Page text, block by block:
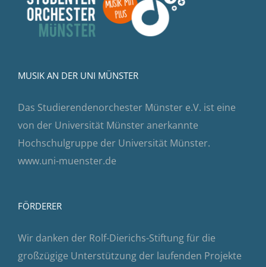
MUSIK AN DER UNI MÜNSTER
Das Studierendenorchester Münster e.V. ist eine
von der Universität Münster anerkannte
Hochschulgruppe der Universität Münster.
www.uni-muenster.de
FÖRDERER
Wir danken der Rolf-Dierichs-Stiftung für die
großzügige Unterstützung der laufenden Projekte